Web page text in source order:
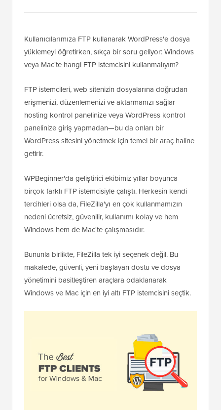
Kullanıcılarımıza FTP kullanarak WordPress'e dosya
yüklemeyi öğretirken, sıkça bir soru geliyor: Windows
veya Mac'te hangi FTP istemcisini kullanmalıyım?
FTP istemcileri, web sitenizin dosyalarına doğrudan
erişmenizi, düzenlemenizi ve aktarmanızı sağlar—
hosting kontrol panelinize veya WordPress kontrol
panelinize giriş yapmadan—bu da onları bir
WordPress sitesini yönetmek için temel bir araç haline
getirir.
WPBeginner'da geliştirici ekibimiz yıllar boyunca
birçok farklı FTP istemcisiyle çalıştı. Herkesin kendi
tercihleri olsa da, FileZilla'yı en çok kullanmamızın
nedeni ücretsiz, güvenilir, kullanımı kolay ve hem
Windows hem de Mac'te çalışmasıdır.
Bununla birlikte, FileZilla tek iyi seçenek değil. Bu
makalede, güvenli, yeni başlayan dostu ve dosya
yönetimini basitleştiren araçlara odaklanarak
Windows ve Mac için en iyi altı FTP istemcisini seçtik.